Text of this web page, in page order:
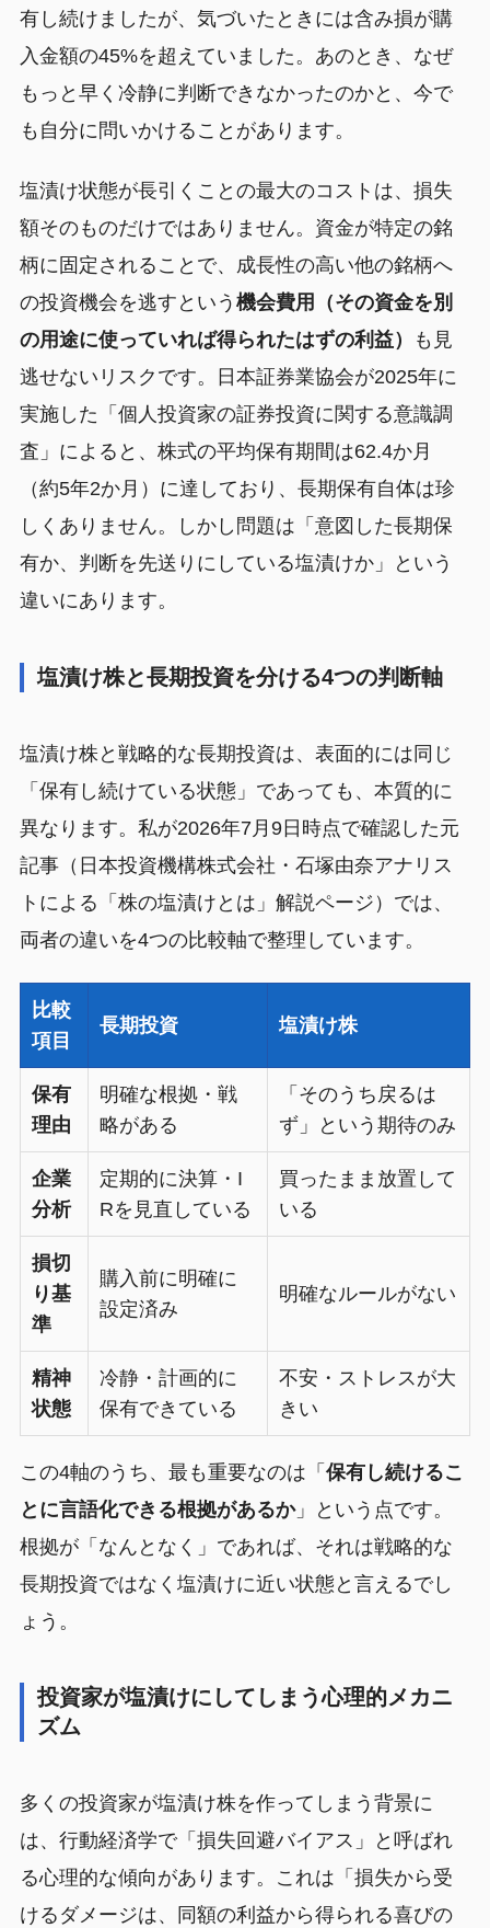
有し続けましたが、気づいたときには含み損が購
入金額の45%を超えていました。あのとき、なぜ
もっと早く冷静に判断できなかったのかと、今で
も自分に問いかけることがあります。
塩漬け状態が長引くことの最大のコストは、損失
額そのものだけではありません。資金が特定の銘
柄に固定されることで、成長性の高い他の銘柄へ
の投資機会を逃すという 機会費用（その資金を別
の用途に使っていれば得られたはずの利益）
も見
逃せないリスクです。日本証券業協会が2025年に
実施した「個人投資家の証券投資に関する意識調
査」によると、株式の平均保有期間は62.4か月
（約5年2か月）に達しており、長期保有自体は珍
しくありません。しかし問題は「意図した長期保
有か、判断を先送りにしている塩漬けか」という
違いにあります。
塩漬け株と長期投資を分ける4つの判断軸
塩漬け株と戦略的な長期投資は、表面的には同じ
「保有し続けている状態」であっても、本質的に
異なります。私が2026年7月9日時点で確認した元
記事（日本投資機構株式会社・石塚由奈アナリス
トによる「株の塩漬けとは」解説ページ）では、
両者の違いを4つの比較軸で整理しています。
比較
項目
長期投資 塩漬け株
保有
理由
明確な根拠・戦
略がある
「そのうち戻るは
ず」という期待のみ
企業
分析
定期的に決算・I
Rを見直している
買ったまま放置して
いる
損切
り基
準
購入前に明確に
設定済み
明確なルールがない
精神
状態
冷静・計画的に
保有できている
不安・ストレスが大
きい
この4軸のうち、最も重要なのは「 保有し続けるこ
とに言語化できる根拠があるか」という点です。
根拠が「なんとなく」であれば、それは戦略的な
長期投資ではなく塩漬けに近い状態と言えるでし
ょう。
投資家が塩漬けにしてしまう心理的メカニ
ズム
多くの投資家が塩漬け株を作ってしまう背景に
は、行動経済学で「損失回避バイアス」と呼ばれ
る心理的な傾向があります。これは「損失から受
けるダメージは、同額の利益から得られる喜びの